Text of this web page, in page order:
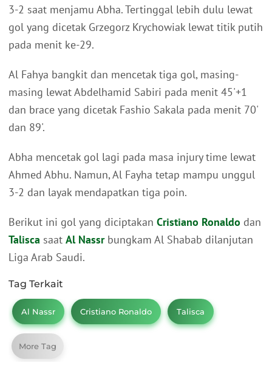
3-2 saat menjamu Abha. Tertinggal lebih dulu lewat
gol yang dicetak Grzegorz Krychowiak lewat titik putih
pada menit ke-29.
Al Fahya bangkit dan mencetak tiga gol, masing-
masing lewat Abdelhamid Sabiri pada menit 45'+1
dan brace yang dicetak Fashio Sakala pada menit 70'
dan 89'.
Abha mencetak gol lagi pada masa injury time lewat
Ahmed Abhu. Namun, Al Fayha tetap mampu unggul
3-2 dan layak mendapatkan tiga poin.
Berikut ini gol yang diciptakan Cristiano Ronaldo dan
Talisca saat Al Nassrbungkam Al Shabab dilanjutan
Liga Arab Saudi.
Tag Terkait
Al Nassr Cristiano Ronaldo Talisca
More Tag